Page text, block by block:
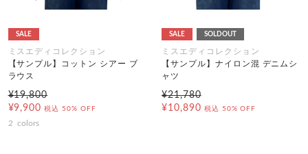
SALE
ミスエディコレクション
【サンプル】コットン シアー ブ
ラウス
¥19,800
¥9,900 税込 50% OFF
2 colors
SALE SOLDOUT
ミスエディコレクション
【サンプル】ナイロン混 デニムシ
ャツ
¥21,780
¥10,890 税込 50% OFF